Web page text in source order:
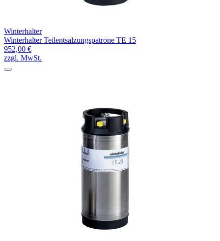
Winterhalter
Winterhalter Teilentsalzungspatrone TE 15
952,00 €
zzgl. MwSt.